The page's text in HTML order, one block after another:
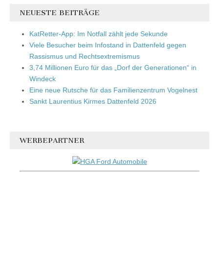
NEUESTE BEITRÄGE
KatRetter-App: Im Notfall zählt jede Sekunde
Viele Besucher beim Infostand in Dattenfeld gegen
Rassismus und Rechtsextremismus
3,74 Millionen Euro für das „Dorf der Generationen“ in
Windeck
Eine neue Rutsche für das Familienzentrum Vogelnest
Sankt Laurentius Kirmes Dattenfeld 2026
WERBEPARTNER